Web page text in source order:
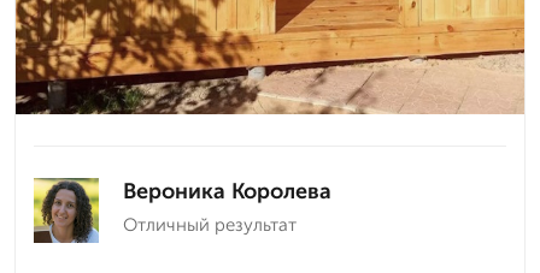
Вероника Королева
Отличный результат